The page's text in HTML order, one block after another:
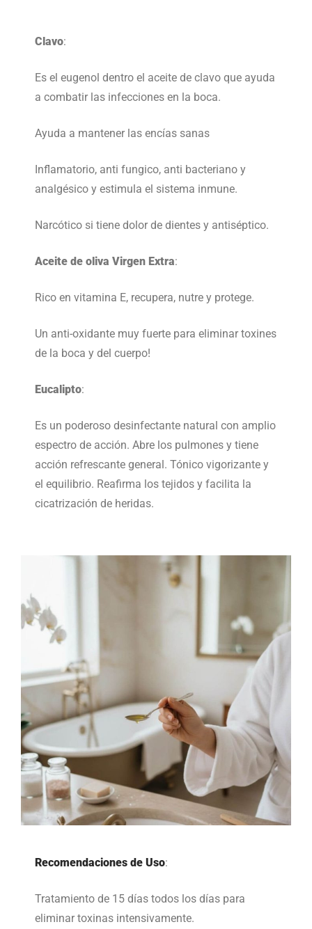
Clavo:
Es el eugenol dentro el aceite de clavo que ayuda
a combatir las infecciones en la boca.
Ayuda a mantener las encías sanas
Inflamatorio, anti fungico, anti bacteriano y
analgésico y estimula el sistema inmune.
Narcótico si tiene dolor de dientes y antiséptico.
Aceite de oliva Virgen Extra:
Rico en vitamina E, recupera, nutre y protege.
Un anti-oxidante muy fuerte para eliminar toxines
de la boca y del cuerpo!
Eucalipto:
Es un poderoso desinfectante natural con amplio
espectro de acción. Abre los pulmones y tiene
acción refrescante general. Tónico vigorizante y
el equilibrio. Reafirma los tejidos y facilita la
cicatrización de heridas.
Recomendaciones de Uso:
Tratamiento de 15 días todos los días para
eliminar toxinas intensivamente.